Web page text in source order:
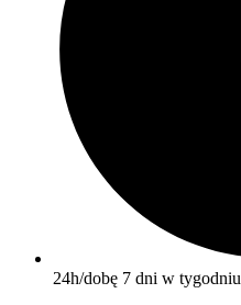
24h/dobę 7 dni w tygodniu